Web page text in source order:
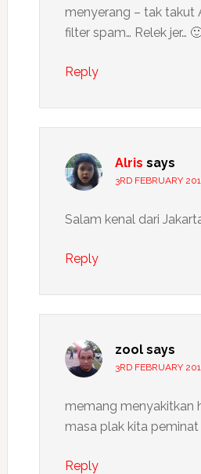
menyerang – tak takut
filter spam… Relek jer…
Reply
Alris says
3RD FEBRUARY
Salam kenal dari
Reply
zool says
3RD FEBRUARY
memang menyakitkan
masa plak kita peminat
Reply